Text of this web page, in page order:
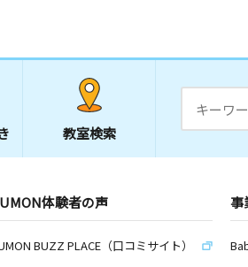
教室検索
体験者の声
BUZZ PLACE（口コミサイト）
事